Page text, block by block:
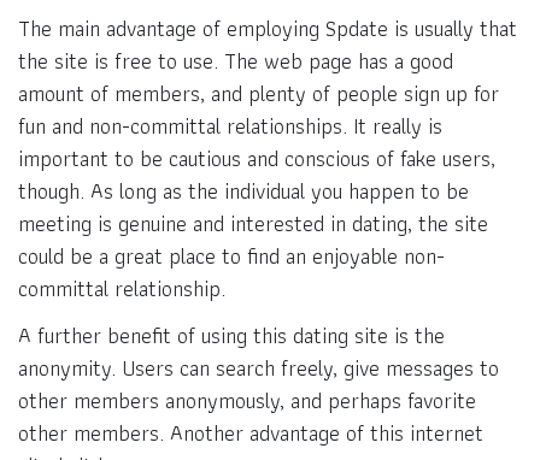
The main advantage of employing Spdate is usually that
the site is free to use. The web page has a good
amount of members, and plenty of people sign up for
fun and non-committal relationships. It really is
important to be cautious and conscious of fake users,
though. As long as the individual you happen to be
meeting is genuine and interested in dating, the site
could be a great place to find an enjoyable non-
committal relationship.
A further benefit of using this dating site is the
anonymity. Users can search freely, give messages to
other members anonymously, and perhaps favorite
other members. Another advantage of this internet